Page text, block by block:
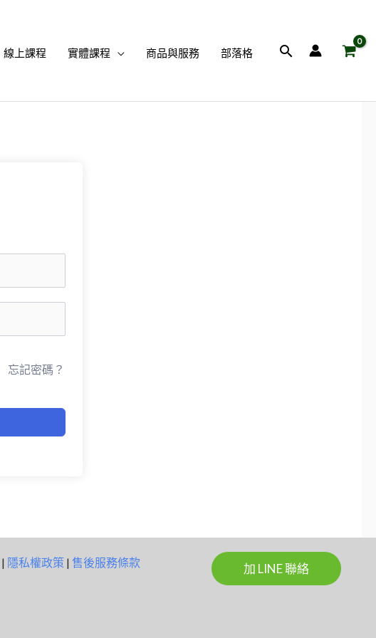
線上課程 實體課程 商品與服務 部落格
搜
忘記密碼？
| 隱私權政策 |售後服務條款 加 LINE 聯絡